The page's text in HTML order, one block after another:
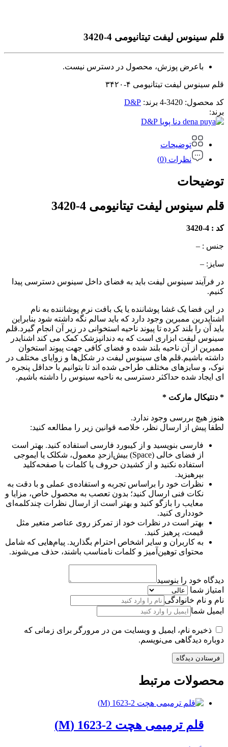
قلم سینوس لیفت تیتانیومی 4-3420
باعرض پوزش، محصول در دسترس نیست.
قلم سینوس لیفت تیتانیومی ۴-۳۴۲۰
کد محصول: 3420-4 برند: D&P
برند:
D&P
توضیحات
نظرات (0)
توضیحات
قلم سینوس لیفت تیتانیومی 4-3420
کد : 4-3420
جنس : –
سایز: –
در فرآیند سینوس لیفت باید به فضای داخل سینوس دسترسی پیدا
کنیم.
در این فضا یک غشا پوشاننده یا یک بافت نرم پوشاننده به نام
اشنایدرین ممبرین وجود دارد که باید سالم نگه داشته شود بنابراین
باید آن را بلند کرده تا پیوند ناحیه استخوانی در زیر آن انجام گیرد.قلم
سینوس لیفت ابزاری است که به دندانپزشک کمک می کند اشنایدر
ممبرین از آن ناحیه بلند شده و فضای کافی جهت پیوند استخوان
داشته باشیم.قلم های سینوس لیفت در شکل‌ها و زوایای مختلف در
نوک، و سایزهای مختلف طراحی شده اند تا بتوانیم با حداقل پنجره
ای ایجاد شده حداکثر دسترسی به ناحیه سینوس را داشته باشیم.
* دنتیکال مارکت *
هنوز هیچ بررسی وجود ندارد.
لطفا پیش از ارسال نظر، خلاصه قوانین زیر را مطالعه کنید:
فارسی بنویسید و از کیبورد فارسی استفاده کنید. بهتر است
از فضای خالی (Space) بیش‌از‌حدِ معمول، شکلک یا ایموجی
استفاده نکنید و از کشیدن حروف یا کلمات با صفحه‌کلید
بپرهیزید.
نظرات خود را براساس تجربه و استفاده‌ی عملی و با دقت به
نکات فنی ارسال کنید؛ بدون تعصب به محصول خاص، مزایا و
معایب را بازگو کنید و بهتر است از ارسال نظرات چندکلمه‌‌ای
خودداری کنید.
بهتر است در نظرات خود از تمرکز روی عناصر متغیر مثل
قیمت، پرهیز کنید.
به کاربران و سایر اشخاص احترام بگذارید. پیام‌هایی که شامل
محتوای توهین‌آمیز و کلمات نامناسب باشند، حذف می‌شوند.
دیدگاه خود را بنوسید
امتیاز شما
نام و نام خانوادگی
ایمیل شما
ذخیره نام، ایمیل و وبسایت من در مرورگر برای زمانی که
دوباره دیدگاهی می‌نویسم.
محصولات مرتبط
قلم ترمیمی هچت 2-1623 (M)